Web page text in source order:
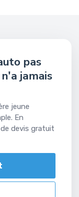
pas
jamais
jeune
En
devis gratuit